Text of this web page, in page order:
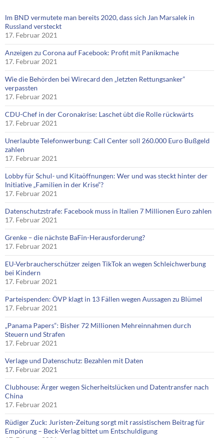
Im BND vermutete man bereits 2020, dass sich Jan Marsalek in
Russland versteckt
17. Februar 2021
Anzeigen zu Corona auf Facebook: Profit mit Panikmache
17. Februar 2021
Wie die Behörden bei Wirecard den „letzten Rettungsanker“
verpassten
17. Februar 2021
CDU-Chef in der Coronakrise: Laschet übt die Rolle rückwärts
17. Februar 2021
Unerlaubte Telefonwerbung: Call Center soll 260.000 Euro Bußgeld
zahlen
17. Februar 2021
Lobby für Schul- und Kitaöffnungen: Wer und was steckt hinter der
Initiative „Familien in der Krise“?
17. Februar 2021
Datenschutzstrafe: Facebook muss in Italien 7 Millionen Euro zahlen
17. Februar 2021
Grenke – die nächste BaFin-Herausforderung?
17. Februar 2021
EU-Verbraucherschützer zeigen TikTok an wegen Schleichwerbung
bei Kindern
17. Februar 2021
Parteispenden: ÖVP klagt in 13 Fällen wegen Aussagen zu Blümel
17. Februar 2021
„Panama Papers“: Bisher 72 Millionen Mehreinnahmen durch
Steuern und Strafen
17. Februar 2021
Verlage und Datenschutz: Bezahlen mit Daten
17. Februar 2021
Clubhouse: Ärger wegen Sicherheitslücken und Datentransfer nach
China
17. Februar 2021
Rüdiger Zuck: Juristen-Zeitung sorgt mit rassistischem Beitrag für
Empörung – Beck-Verlag bittet um Entschuldigung